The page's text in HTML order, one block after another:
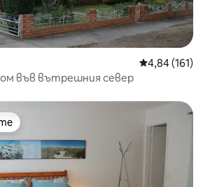
Средна
4,84 (161)
във вътрешния север